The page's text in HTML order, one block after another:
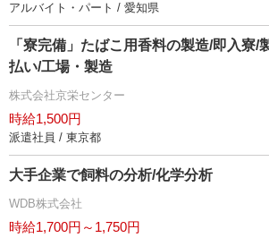
アルバイト・パート / 愛知県
「寮完備」たばこ用香料の製造/即入寮/
払い/工場・製造
株式会社京栄センター
時給1,500円
派遣社員 / 東京都
大手企業で飼料の分析/化学分析
WDB株式会社
時給1,700円～1,750円